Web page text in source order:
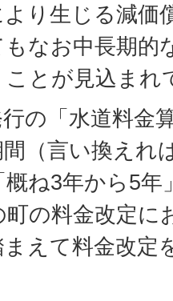
り生じる減価
なお中長期的
とが見込まれ
の「水道料金
（言い換えれ
ね3年から5年
町の料金改定に
えて料金改定